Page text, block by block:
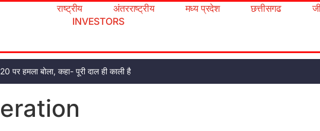
राष्ट्रीय अंतरराष्ट्रीय मध्य प्रदेश छत्तीसगढ
INVESTORS
पर हमला बोला, कहा- पूरी दाल ही काली है